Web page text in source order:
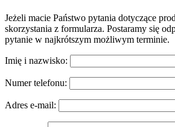
Jeżeli macie Państwo pytania dotyczące
skorzystania z formularza. Postaramy się
pytanie w najkrótszym możliwym terminie.
Imię i nazwisko:
Numer telefonu:
Adres e-mail: